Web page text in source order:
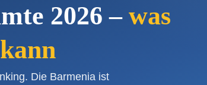
2026 – was
Die Barmenia ist